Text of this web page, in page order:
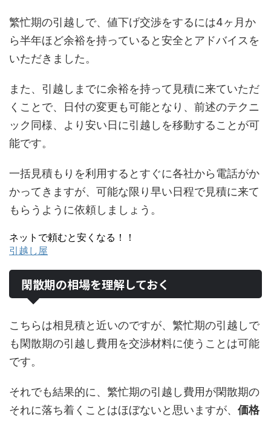
繁忙期の引越しで、値下げ交渉をするには4ヶ月か
ら半年ほど余裕を持っていると安全とアドバイスを
いただきました。
また、引越しまでに余裕を持って見積に来ていただ
くことで、日付の変更も可能となり、前述のテクニ
ック同様、より安い日に引越しを移動することが可
能です。
一括見積もりを利用するとすぐに各社から電話がか
かってきますが、可能な限り早い日程で見積に来て
もらうように依頼しましょう。
ネットで頼むと安くなる！！
引越し屋
閑散期の相場を理解しておく
こちらは相見積と近いのですが、繁忙期の引越しで
も閑散期の引越し費用を交渉材料に使うことは可能
です。
それでも結果的に、繁忙期の引越し費用が閑散期の
それに落ち着くことはほぼないと思いますが、 価格